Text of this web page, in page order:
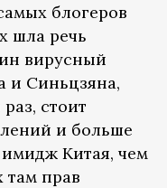
блогеров
шла речь
вирусный
и Синьцзяна,
стоит
и больше
Китая, чем
там прав